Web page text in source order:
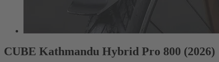
CUBE Kathmandu Hybrid Pro 800 (2026)